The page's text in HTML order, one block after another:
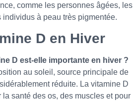
comme les personnes âgées, les
à peau très pigmentée.
D en Hiver
D est-elle importante en hiver ?
au soleil, source principale de
réduite. La vitamine D
santé des os, des muscles et pour